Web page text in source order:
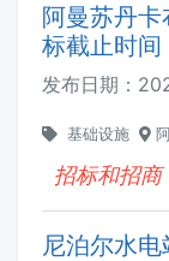
阿曼苏丹
标截止时间
发布日期：
基础设施
招标和招商
尼泊尔水